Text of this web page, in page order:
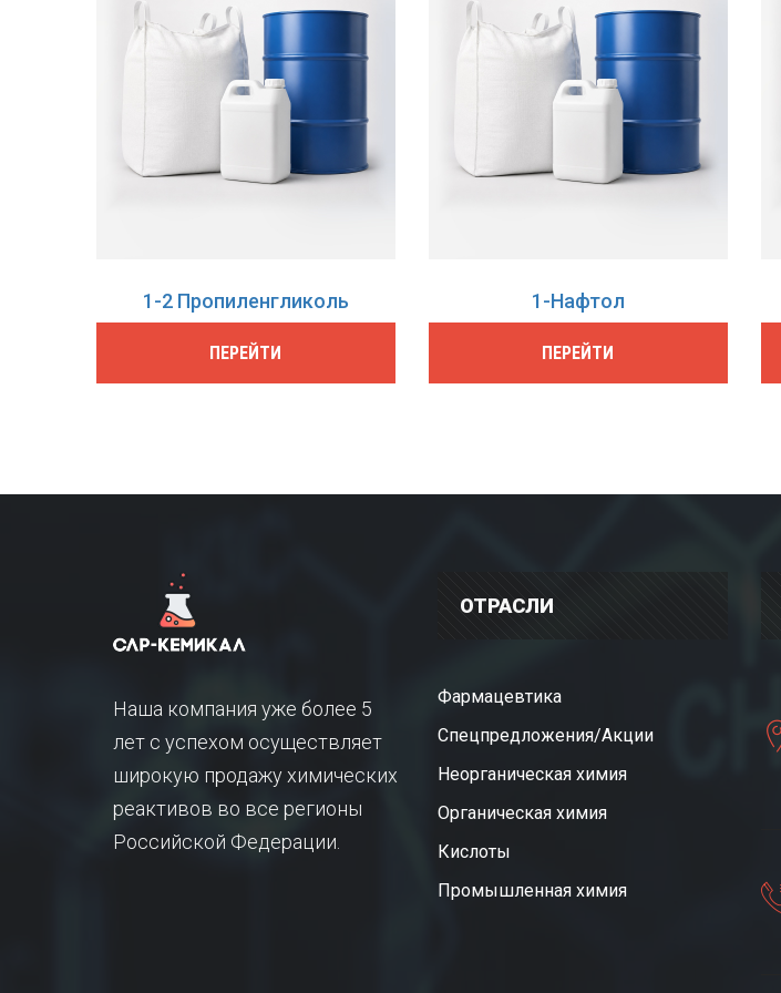
1-2 Пропиленгликоль
ПЕРЕЙТИ
1-Нафтол
ПЕРЕЙТИ
Наша компания уже более 5
лет с успехом осуществляет
широкую продажу химических
реактивов во все регионы
Российской Федерации.
ОТРАСЛИ
Фармацевтика
Спецпредложения/Акции
Неорганическая химия
Органическая химия
Кислоты
Промышленная химия